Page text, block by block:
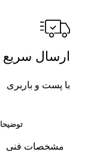
ارسال
با پست و باربری
مشخصات فنی